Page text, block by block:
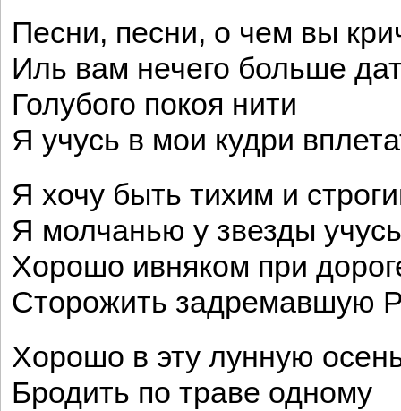
Песни, песни, о чем вы
Иль вам нечего больше
Голубого покоя нити
Я учусь в мои кудри
Я хочу быть тихим и
Я молчанью у звезды
Хорошо ивняком при
Сторожить задремавшую
Хорошо в эту лунную
Бродить по траве одному